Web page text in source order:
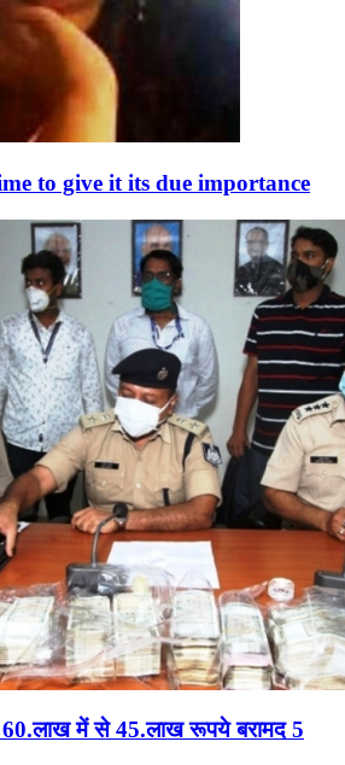
to give it its due importance
में से 45.लाख रूपये बरामद 5